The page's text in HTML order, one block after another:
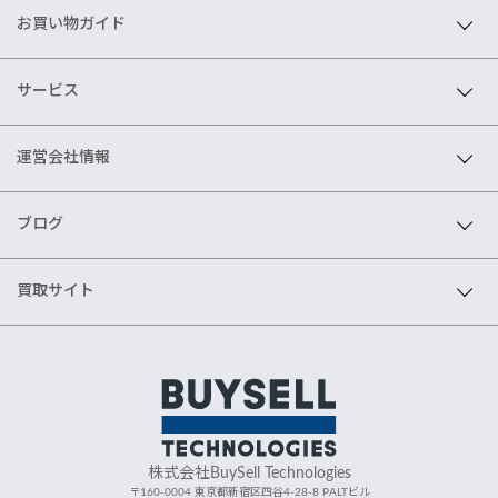
お買い物ガイド
サービス
運営会社情報
ブログ
買取サイト
株式会社BuySell Technologies
〒160-0004 東京都新宿区四谷4-28-8 PALTビル